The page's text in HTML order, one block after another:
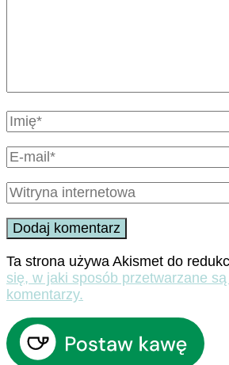
Ta strona używa Akismet do
się, w jaki sposób przetwarzane
komentarzy.